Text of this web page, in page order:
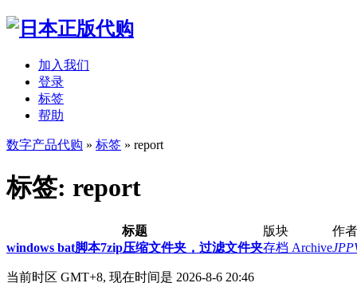
加入我们
登录
标签
帮助
数字产品代购 » 标签 » report
标签: report
标题 版块
作者
windows bat脚本7zip压缩文件夹，过滤文件夹存档 Archive
当前时区 GMT+8, 现在时间是 2026-8-6 20:46